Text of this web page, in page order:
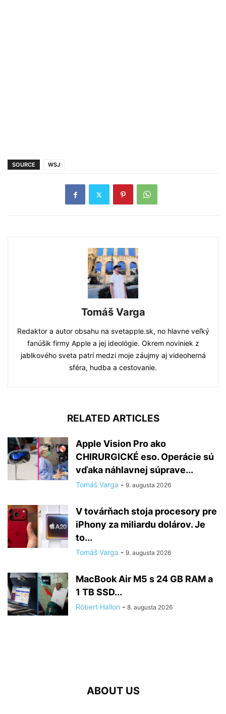
SOURCE WSJ
Tomáš Varga
Redaktor a autor obsahu na svetapple.sk, no hlavne veľký
fanúšik firmy Apple a jej ideológie. Okrem noviniek z
jablkového sveta patrí medzi moje záujmy aj videoherná
sféra, hudba a cestovanie.
RELATED ARTICLES
Apple Vision Pro ako
CHIRURGICKÉ eso. Operácie sú
vďaka náhlavnej súprave...
Tomáš Varga - 9. augusta 2026
V továrňach stoja procesory pre
iPhony za miliardu dolárov. Je
to...
Tomáš Varga - 9. augusta 2026
MacBook Air M5 s 24 GB RAM a
1 TB SSD...
Róbert Hallon - 8. augusta 2026
ABOUT US